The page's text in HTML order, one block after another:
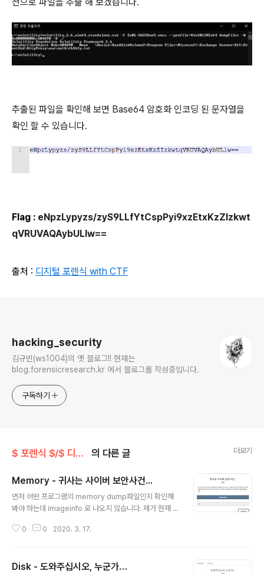
추출된 파일을 확인해 보면 Base64 암호화 인코딩 된 문자열을
확인 할 수 있습니다.
Flag : eNpzLypyzs/zyS9LLfYtCspPyi9xzEtxKzZIzkwt
qVRUVAQAybULlw==
출처 : 디지털 포렌식 with CTF
hacking_security
김규빈(ws1004)의 옛 블로그!! 현재는
blog.forensicresearch.kr 에서 블로그를 작성중입니다.
구독하기
$ 포렌식 $/$ 디지털 포렌식 with CTF $ 의 다른 글 더보기
Memory - 귀사는 사이버 보안사건...
먼저 어떤 프로그램의 memory dump파일인지 확인해
봐야 하는데 imageinfo 로 나오지 않습니다. 제가 현재 보
s 관련 profile 입니다. 아마도 리눅스 관련 운영체제 의
한번 확인해 보겠습니다. debian 운영체제인 것을 알 수
0 0 2020. 3. 17.
Disk - 도와주십시오, 누군가…